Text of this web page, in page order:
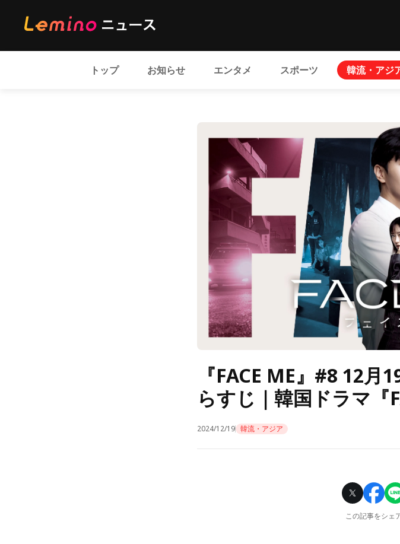
トップ お知らせ エンタメ スポーツ 韓流・アジ
『FACE ME』#8 12月
らすじ｜韓国ドラマ『
2024/12/19 韓流・アジア
この記事をシェ